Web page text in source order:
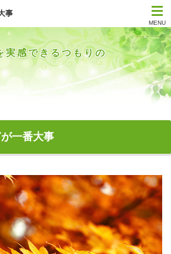
事
MENU
実感できるつもりの
一番大事